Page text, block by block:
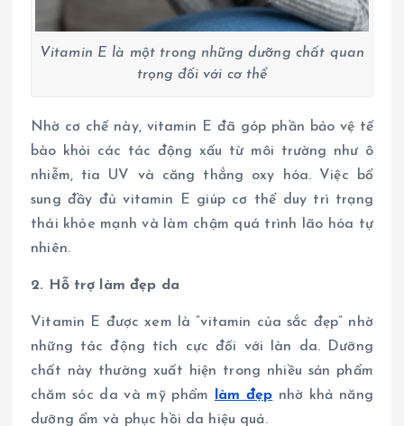
Vitamin E là một trong những dưỡng chất quan
trọng đối với cơ thể
Nhờ cơ chế này, vitamin E đã góp phần bảo vệ tế
bào khỏi các tác động xấu từ môi trường như ô
nhiễm, tia UV và căng thẳng oxy hóa. Việc bổ
sung đầy đủ vitamin E giúp cơ thể duy trì trạng
thái khỏe mạnh và làm chậm quá trình lão hóa tự
nhiên.
2. Hỗ trợ làm đẹp da
Vitamin E được xem là “vitamin của sắc đẹp” nhờ
những tác động tích cực đối với làn da. Dưỡng
chất này thường xuất hiện trong nhiều sản phẩm
chăm sóc da và mỹ phẩm
làm đẹp nhờ khả năng
dưỡng ẩm và phục hồi da hiệu quả.